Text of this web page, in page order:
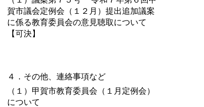
賀市議会定例会（１２月）提出追加議案
に係る教育委員会の意見聴取について
【可決】
４．その他、連絡事項など
（１）甲賀市教育委員会（１月定例会）
について